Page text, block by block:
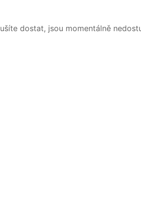
dostat, jsou momentálně